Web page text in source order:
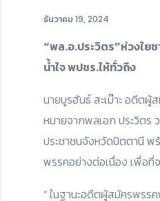
ธันวาคม 19, 2024
“พล.อ.ประวิตร”ห่วงใย
น้ำใจ พปชร.ให้ทั่วถึง
นายบูรฮันธ์ สะเม๊าะ อดีตผู้
หมายจากพลเอก ประวิต
ประชาชนจังหวัดปัตตานี พ
พรรคอย่างต่อเนื่อง เพื่อที่
“ ในฐานะอดีตผู้สมัครพรร